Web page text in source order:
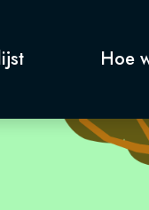
Hoe